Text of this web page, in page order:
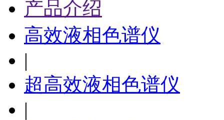
产品介绍
高效液相色谱仪
|
超高效液相色谱仪
|